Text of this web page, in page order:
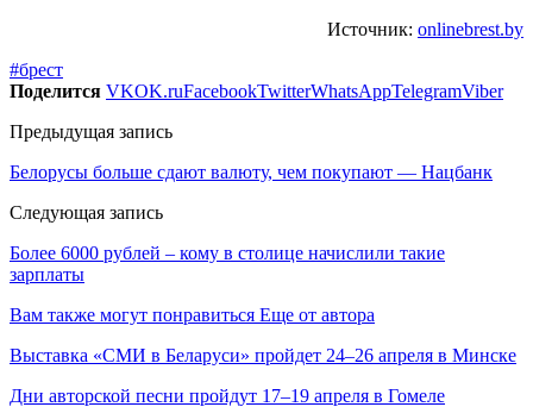
Источник: onlinebrest.by
#брест
Поделится VKOK.ruFacebookTwitterWhatsAppTelegramViber
Предыдущая запись
Белорусы больше сдают валюту, чем покупают — Нацбанк
Следующая запись
Более 6000 рублей – кому в столице начислили такие
зарплаты
Вам также могут понравиться Еще от автора
Выставка «СМИ в Беларуси» пройдет 24–26 апреля в Минске
Дни авторской песни пройдут 17–19 апреля в Гомеле